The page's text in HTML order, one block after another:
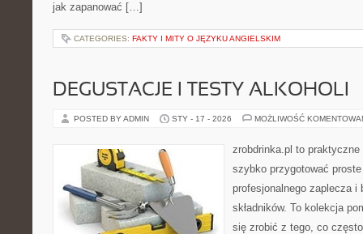
jak zapanować […]
CATEGORIES: FAKTY I MITY O JĘZYKU ANGIELSKIM
DEGUSTACJE I TESTY ALKOHOLI
POSTED BY ADMIN STY - 17 - 2026 MOŻLIWOŚĆ
zrobdrinka.pl to
szybko przygotować
profesjonalnego zaplecza i
składników. To kolekcja
się zrobić z tego, co